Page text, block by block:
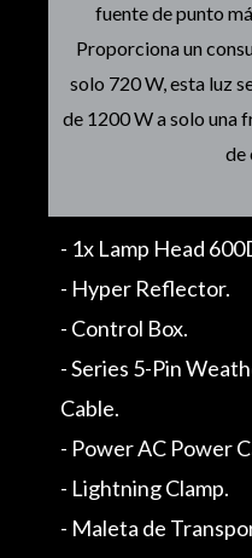
fuente de punto
Proporciona un
solo 720 W, esta luz
de 1200 W a solo una
de
- 1x Lamp Head
- Hyper Reflector.
- Control Box.
- Series 5-Pin
Cable.
- Power AC Power
- Lightning Clamp.
- Maleta de